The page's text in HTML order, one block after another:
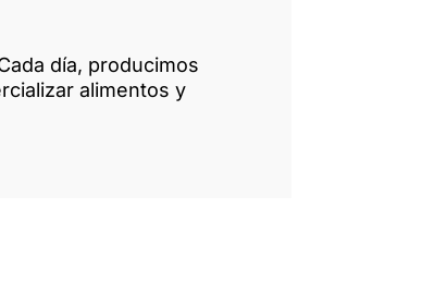
día, producimos
alimentos y